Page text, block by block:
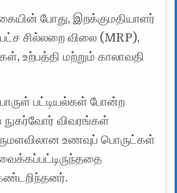
போது, ​​இறக்குமதியாளர்
சில்லறை விலை (MRP),
உற்பத்தி மற்றும் காலாவதி
பட்டியல்கள் போன்ற
நுகர்வோர் விவரங்கள்
உணவுப் பொருட்கள்